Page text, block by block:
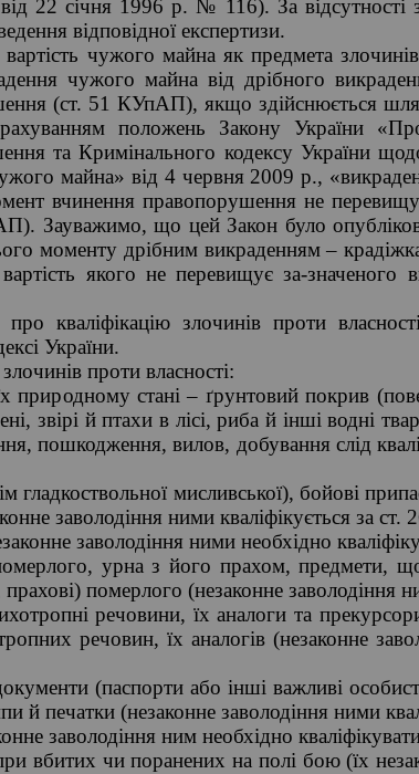
від 22 січня 1996 р. № 116). За
відповідної експертизи.
чужого майна як предмета
чужого майна від дрібного
(ст. 51 КУпАП), якщо здійснюється
положень Закону України
та Кримінального кодексу України
майна» від 4 червня 2009 р.,
вчинення правопорушення не
Зауважимо, що цей Закон було
моменту дрібним викраденням –
якого не перевищує за-значеного
кваліфікацію злочинів проти
України.
проти власності:
природному стані – ґрунтовий покрив
звірі й птахи в лісі, риба й інші водні
пошкодження, вилов, добування слід
гладкоствольної мисливської), бойові
заволодіння ними кваліфікується за
заволодіння ними необхідно
урна з його прахом, предмети,
прахові) померлого (незаконне заволодіння
речовини, їх аналоги та
речовин, їх аналогів (незаконне
(паспорти або інші важливі
й печатки (незаконне заволодіння ними
заволодіння ним необхідно
вбитих чи поранених на полі бою (їх